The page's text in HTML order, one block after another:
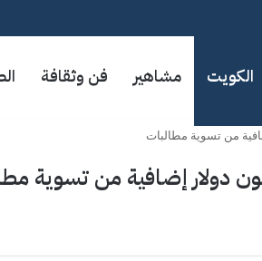
الكويت مشاهير فن وثقافة